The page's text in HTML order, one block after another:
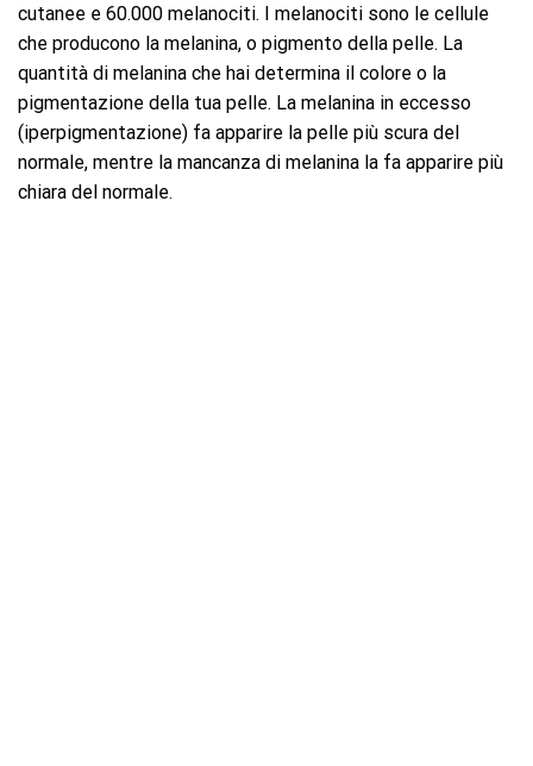
cutanee e 60.000 melanociti. I melanociti sono le cellule
che producono la melanina, o pigmento della pelle. La
quantità di melanina che hai determina il colore o la
pigmentazione della tua pelle. La melanina in eccesso
(iperpigmentazione) fa apparire la pelle più scura del
normale, mentre la mancanza di melanina la fa apparire più
chiara del normale.